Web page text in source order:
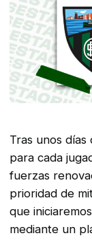
Tras unos
para cada
fuerzas
prioridad de
que
mediante un